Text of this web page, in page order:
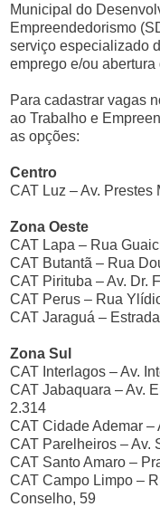
Municipal do
Empreendedorismo
serviço especializado
emprego e/ou
Para cadastrar vagas
ao Trabalho e
as opções:
Centro
CAT Luz – Av. Prestes
Zona Oeste
CAT Lapa – Rua
CAT Butantã – Rua
CAT Pirituba – Av. Dr.
CAT Perus – Rua
CAT Jaraguá –
Zona Sul
CAT Interlagos – Av.
CAT Jabaquara – Av.
2.314
CAT Cidade Ademar –
CAT Parelheiros – Av.
CAT Santo Amaro –
CAT Campo Limpo –
Conselho, 59